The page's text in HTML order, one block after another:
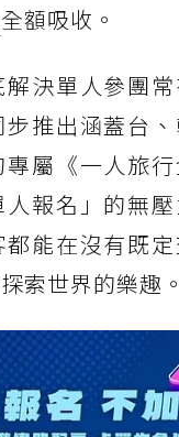
全額吸收。
決單人參團常
推出涵蓋台、
專屬《一人旅
人報名」的無
能在沒有既
索世界的樂趣。